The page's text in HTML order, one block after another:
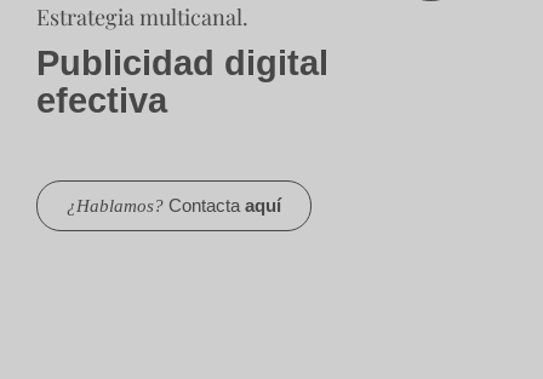
Estrategia multicanal.
Publicidad digital
efectiva
¿Hablamos? Contacta aquí